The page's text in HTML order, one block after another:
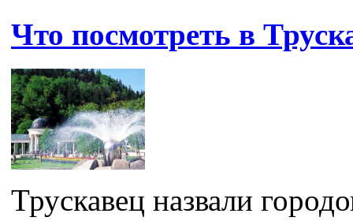
Что посмотреть в
Трускавец назвали